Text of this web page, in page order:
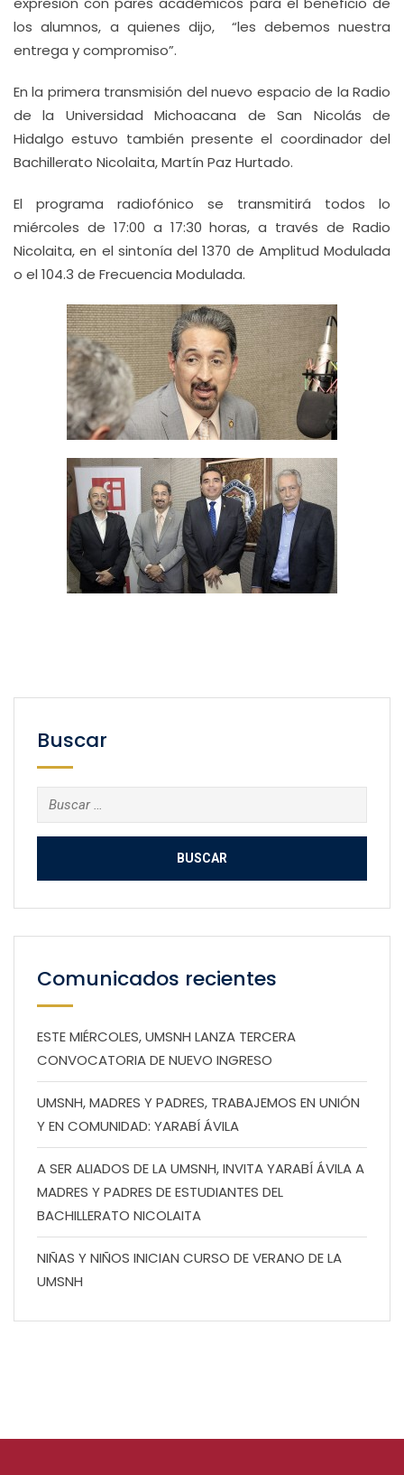
los alumnos, a quienes dijo, “les debemos nuestra
entrega y compromiso”.
En la primera transmisión del nuevo espacio de la Radio
de la Universidad Michoacana de San Nicolás de
Hidalgo estuvo también presente el coordinador del
Bachillerato Nicolaita, Martín Paz Hurtado.
El programa radiofónico se transmitirá todos lo
miércoles de 17:00 a 17:30 horas, a través de Radio
Nicolaita, en el sintonía del 1370 de Amplitud Modulada
o el 104.3 de Frecuencia Modulada.
Buscar
Buscar:
Comunicados recientes
ESTE MIÉRCOLES, UMSNH LANZA TERCERA
CONVOCATORIA DE NUEVO INGRESO
UMSNH, MADRES Y PADRES, TRABAJEMOS EN UNIÓN
Y EN COMUNIDAD: YARABÍ ÁVILA
A SER ALIADOS DE LA UMSNH, INVITA YARABÍ ÁVILA A
MADRES Y PADRES DE ESTUDIANTES DEL
BACHILLERATO NICOLAITA
NIÑAS Y NIÑOS INICIAN CURSO DE VERANO DE LA
UMSNH